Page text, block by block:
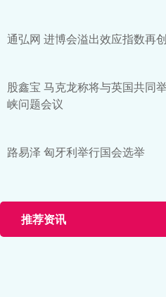
通弘网 进博会溢出效应指数再
股鑫宝 马克龙称将与英国共同
峡问题会议
路易泽 匈牙利举行国会选举
推荐资讯